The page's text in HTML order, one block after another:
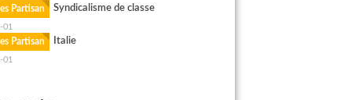
Partisan Syndicalisme de classe
01
Partisan Italie
01